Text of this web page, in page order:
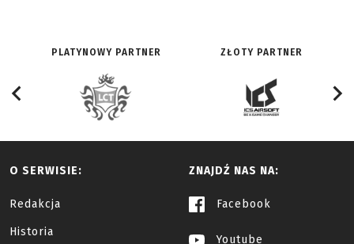
PLATYNOWY PARTNER ZŁOTY PARTNER
O SERWISIE:
Redakcja
Historia
ZNAJDŹ NAS NA:
Facebook
Youtube